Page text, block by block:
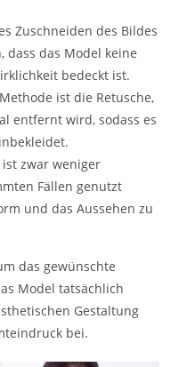
Zuschneiden des Bildes
dass das Model keine
bedeckt ist.
ist die Retusche,
entfernt wird, sodass es
zwar weniger
Fällen genutzt
und das Aussehen zu
das gewünschte
Model tatsächlich
Gestaltung
bei.